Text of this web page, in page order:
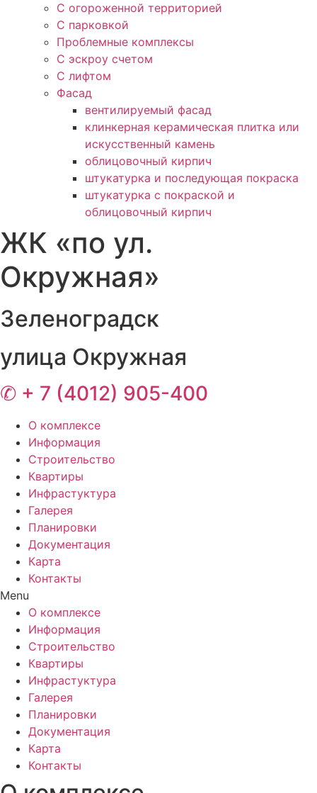
С огороженной территорией
С парковкой
Проблемные комплексы
С эскроу счетом
С лифтом
Фасад
вентилируемый фасад
клинкерная керамическая плитка или
искусственный камень
облицовочный кирпич
штукатурка и последующая покраска
штукатурка с покраской и
облицовочный кирпич
ЖК «по ул.
Окружная»
Зеленоградск
улица Окружная
✆ + 7 (4012) 905-400
О комплексе
Информация
Строительство
Квартиры
Инфрастуктура
Галерея
Планировки
Документация
Карта
Контакты
Menu
О комплексе
Информация
Строительство
Квартиры
Инфрастуктура
Галерея
Планировки
Документация
Карта
Контакты